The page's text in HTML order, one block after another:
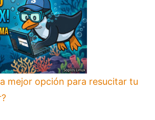
mejor opción para resucitar tu